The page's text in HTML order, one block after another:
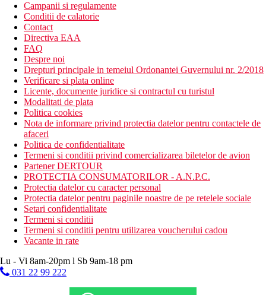
Campanii si regulamente
Conditii de calatorie
Contact
Directiva EAA
FAQ
Despre noi
Drepturi principale in temeiul Ordonantei Guvernului nr. 2/2018
Verificare si plata online
Licente, documente juridice si contractul cu turistul
Modalitati de plata
Politica cookies
Nota de informare privind protectia datelor pentru contactele de
afaceri
Politica de confidentialitate
Termeni si conditii privind comercializarea biletelor de avion
Partener DERTOUR
PROTECTIA CONSUMATORILOR - A.N.P.C.
Protectia datelor cu caracter personal
Protectia datelor pentru paginile noastre de pe retelele sociale
Setari confidentialitate
Termeni si conditii
Termeni si conditii pentru utilizarea voucherului cadou
Vacante in rate
Lu - Vi 8am-20pm l Sb 9am-18 pm
031 22 99 222